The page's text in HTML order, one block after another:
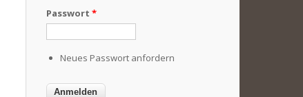
Passwort *
Neues Passwort anfordern